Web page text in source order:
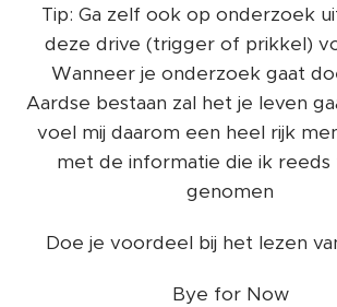
Tip: Ga zelf ook op onderzoek
deze drive (trigger of prikkel)
Wanneer je onderzoek gaat
Aardse bestaan zal het je leven
voel mij daarom een heel rijk
met de informatie die ik reeds
genomen ❤️
Doe je voordeel bij het lezen
Bye for Now ❤️